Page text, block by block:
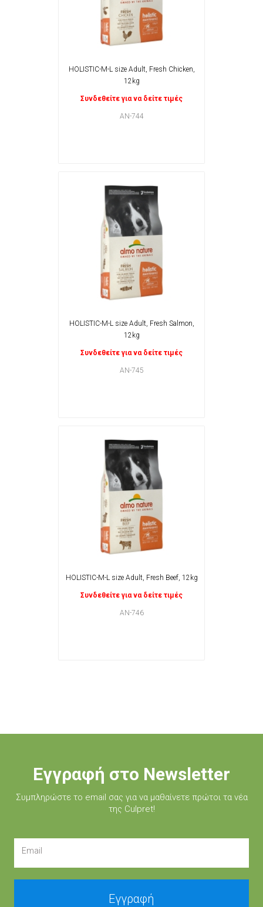
HOLISTIC-M-L size Adult, Fresh Chicken,
12kg
Συνδεθείτε για να δείτε τιμές
AN-744
HOLISTIC-M-L size Adult, Fresh Salmon,
12kg
Συνδεθείτε για να δείτε τιμές
AN-745
HOLISTIC-M-L size Adult, Fresh Beef, 12kg
Συνδεθείτε για να δείτε τιμές
AN-746
Εγγραφή στο Newsletter
Συμπληρώστε τo email σας για να μαθαίνετε πρώτοι τα νέα
της Culpret!
Email
Εγγραφή